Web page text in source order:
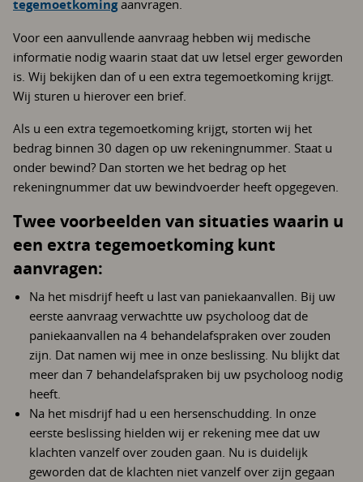
tegemoetkomingaanvragen.
Voor een aanvullende aanvraag hebben wij medische
informatie nodig waarin staat dat uw letsel erger geworden
is. Wij bekijken dan of u een extra tegemoetkoming krijgt.
Wij sturen u hierover een brief.
Als u een extra tegemoetkoming krijgt, storten wij het
bedrag binnen 30 dagen op uw rekeningnummer. Staat u
onder bewind? Dan storten we het bedrag op het
rekeningnummer dat uw bewindvoerder heeft opgegeven.
Twee voorbeelden van situaties waarin u
een extra tegemoetkoming kunt
aanvragen:
Na het misdrijf heeft u last van paniekaanvallen. Bij uw
eerste aanvraag verwachtte uw psycholoog dat de
paniekaanvallen na 4 behandelafspraken over zouden
zijn. Dat namen wij mee in onze beslissing. Nu blijkt dat
meer dan 7 behandelafspraken bij uw psycholoog nodig
heeft.
Na het misdrijf had u een hersenschudding. In onze
eerste beslissing hielden wij er rekening mee dat uw
klachten vanzelf over zouden gaan. Nu is duidelijk
geworden dat de klachten niet vanzelf over zijn gegaan